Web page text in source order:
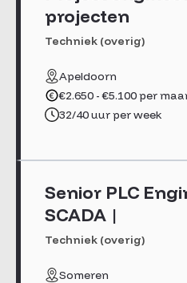
projecten
Techniek (overig)
Apeldoorn
€2.650 - €5.100 per
32/40 uur per week
Senior PLC
SCADA |
Techniek (overig)
Someren